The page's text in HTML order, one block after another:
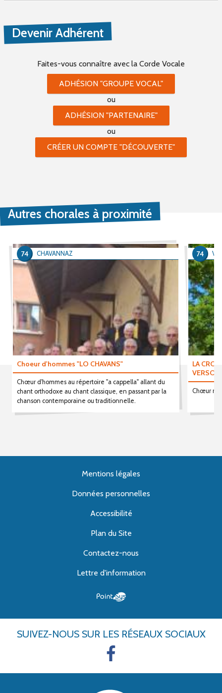
Devenir Adhérent
Faites-vous connaître avec la Corde Vocale
ADHÉSION "GROUPE VOCAL"
ou
ADHÉSION "PARTENAIRE"
ou
CRÉER UN COMPTE "DÉCOUVERTE"
Autres chorales à proximité
Choeur d'hommes "LO CHAVANS"
Chœur d'hommes au répertoire "a cappella" allant du
chant orthodoxe au chant classique, en passant par la
chanson contemporaine ou traditionnelle.
CHAVANNAZ
74
LA
Chœur
74
Mentions légales
Données personnelles
Accessibilité
Plan du Site
Contactez-nous
Lettre d'information
SUIVEZ-NOUS SUR LES RÉSEAUX SOCIAUX